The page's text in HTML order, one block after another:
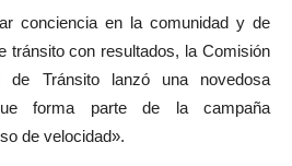
conciencia en la comunidad y de
tránsito con resultados, la Comisión
de Tránsito lanzó una novedosa
forma parte de la campaña
de velocidad».